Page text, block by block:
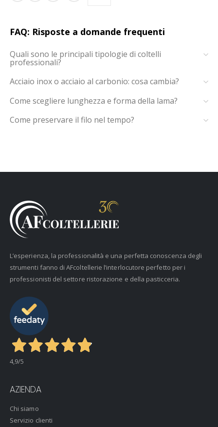
FAQ: Risposte a domande frequenti
Quali sono le principali tipologie di coltelli
professionali?
Acciaio inox o acciaio al carbonio: cosa cambia?
Come scegliere lunghezza e forma della lama?
Come preservare il filo nel tempo?
L’esperienza, la professionalità e una perfetta conoscenza degli
strumenti fanno di AFcoltellerie l’interlocutore perfetto per i
professionisti del settore ristorazione e della pasticceria.
4,9/5
AZIENDA
Chi siamo
Servizio clienti